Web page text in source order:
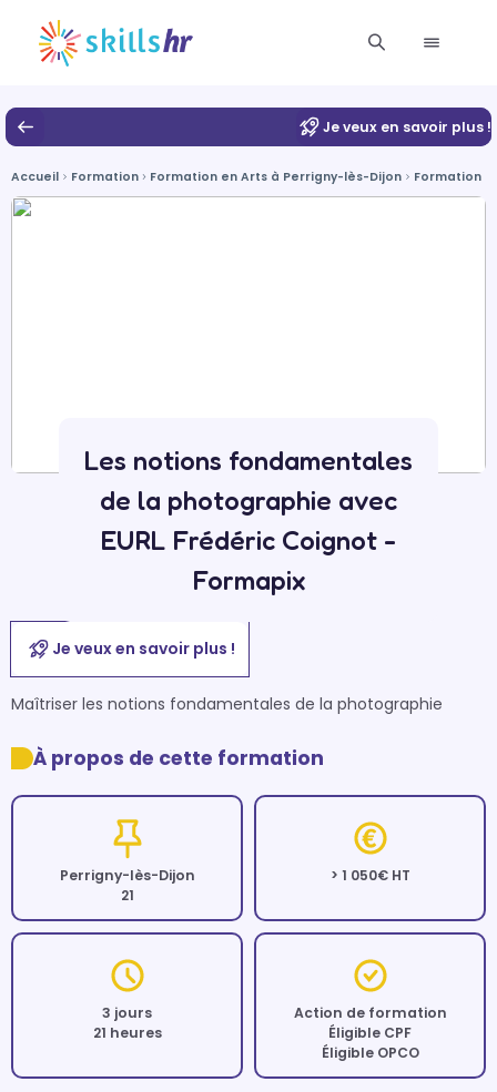
Je veux en savoir plus !
Accueil Formation Formation en Arts à Perrigny-lès-Dijon Formation
Les notions fondamentales
de la photographie avec
EURL Frédéric Coignot -
Formapix
Je veux en savoir plus !
Maîtriser les notions fondamentales de la photographie
À propos de cette formation
Perrigny-lès-Dijon
21
> 1 050€ HT
3 jours
21 heures
Action de formation
Éligible CPF
Éligible OPCO